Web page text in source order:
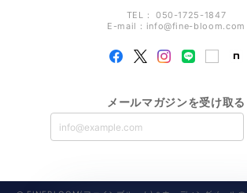
TEL： 050-1725-1847
E-mail： info@fine-bloom.com
メールマガジンを受け取る